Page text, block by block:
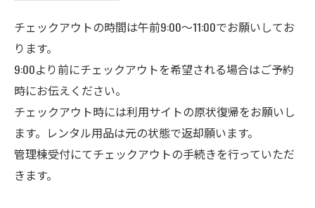
チェックアウトの時間は午前9:00～11:00でお願いしてお
ります。
9:00より前にチェックアウトを希望される場合はご予約
時にお伝えください。
チェックアウト時には利用サイトの原状復帰をお願いし
ます。レンタル用品は元の状態で返却願います。
管理棟受付にてチェックアウトの手続きを行っていただ
きます。